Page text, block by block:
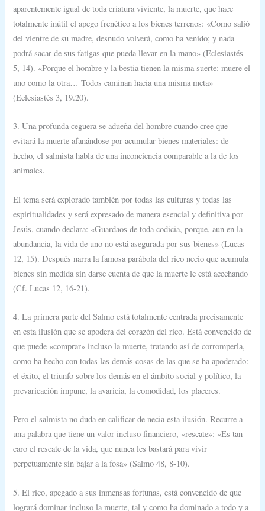
aparentemente igual de toda criatura viviente, la muerte, que hace
totalmente inútil el apego frenético a los bienes terrenos: «Como salió
del vientre de su madre, desnudo volverá, como ha venido; y nada
podrá sacar de sus fatigas que pueda llevar en la mano» (Eclesiastés
5, 14). «Porque el hombre y la bestia tienen la misma suerte: muere el
uno como la otra… Todos caminan hacia una misma meta»
(Eclesiastés 3, 19.20).
3. Una profunda ceguera se adueña del hombre cuando cree que
evitará la muerte afanándose por acumular bienes materiales: de
hecho, el salmista habla de una inconciencia comparable a la de los
animales.
El tema será explorado también por todas las culturas y todas las
espiritualidades y será expresado de manera esencial y definitiva por
Jesús, cuando declara: «Guardaos de toda codicia, porque, aun en la
abundancia, la vida de uno no está asegurada por sus bienes» (Lucas
12, 15). Después narra la famosa parábola del rico necio que acumula
bienes sin medida sin darse cuenta de que la muerte le está acechando
(Cf. Lucas 12, 16-21).
4. La primera parte del Salmo está totalmente centrada precisamente
en esta ilusión que se apodera del corazón del rico. Está convencido de
que puede «comprar» incluso la muerte, tratando así de corromperla,
como ha hecho con todas las demás cosas de las que se ha apoderado:
el éxito, el triunfo sobre los demás en el ámbito social y político, la
prevaricación impune, la avaricia, la comodidad, los placeres.
Pero el salmista no duda en calificar de necia esta ilusión. Recurre a
una palabra que tiene un valor incluso financiero, «rescate»: «Es tan
caro el rescate de la vida, que nunca les bastará para vivir
perpetuamente sin bajar a la fosa» (Salmo 48, 8-10).
5. El rico, apegado a sus inmensas fortunas, está convencido de que
logrará dominar incluso la muerte, tal y como ha dominado a todo y a